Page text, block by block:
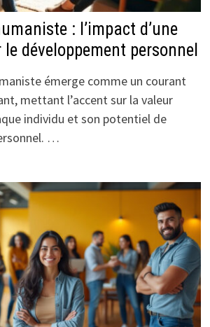
: l’impact d’une
développement personnel
émerge comme un courant
mettant l’accent sur la valeur
individu et son potentiel de
…